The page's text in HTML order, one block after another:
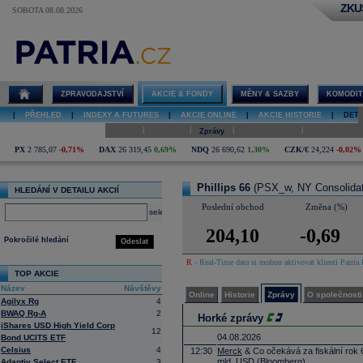
SOBOTA 08.08.2026
Phillips 66
ZPRAVODAJSTVÍ AKCIE & FONDY MĚNY & SAZBY
PŘEHLED INDEXY A FUTURES AKCIE ONLINE AKCIE HISTORIE
Zprávy
PX 2 785,07 -0,71% DAX 26 319,45 0,69% NDQ 26 690,62 1,30% CZK/€ 24,224 -0,02%
HLEDÁNÍ V DETAILU AKCIÍ
select
Odeslat
Pokročilé hledání
TOP AKCIE
Název
Návštěvy
Agilyx Rg
4
BWAQ Rg-A
2
iShares USD High Yield Corp
Bond UCITS ETF
12
Celsius
4
Phillips 66 (PSX_w, NY
Poslední obchod Změna (%)
204,10 -0,69
R - Real-Time data si mohou aktivovat klienti
Online Historie Zprávy O společnosti
Horké zprávy
04.08.2026
12:30 Merck & Co očekává za fiskální rok